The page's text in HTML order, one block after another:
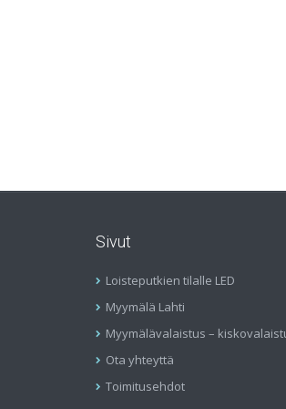
Sivut
Loisteputkien tilalle LED
Myymälä Lahti
Myymälävalaistus –
Ota yhteyttä
Toimitusehdot